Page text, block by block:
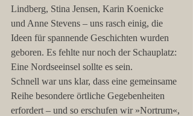
Lindberg, Stina Jensen, Karin Koenicke
und Anne Stevens – uns rasch einig, die
Ideen für spannende Geschichten wurden
geboren. Es fehlte nur noch der Schauplatz:
Eine Nordseeinsel sollte es sein.
Schnell war uns klar, dass eine gemeinsame
Reihe besondere örtliche Gegebenheiten
erfordert – und so erschufen wir »Nortrum«,